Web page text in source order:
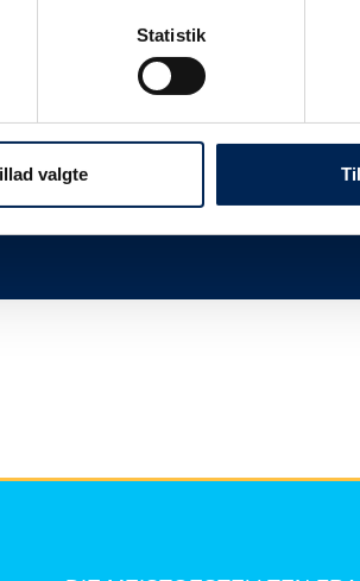
Statistik
valgte
wissen, dass wir nicht planmäßig
sehr beschäftigt, wenn wir nicht
Seite zu folgen und uns nicht
sagen haben, als Sie hier lesen können.